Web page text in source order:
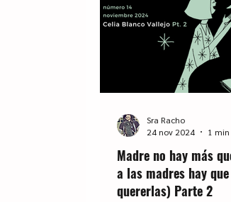
Madre no hay más
a las madres hay que
quererlas) Parte 2
Sra Racho
24 nov 2024
1 min